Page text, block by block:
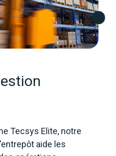
Tecsys Elite, notre
aide les